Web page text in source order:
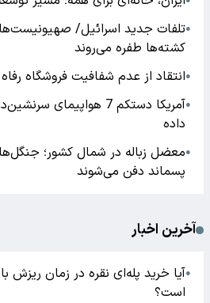
●تلفات جدید اسرائیل/
کشته‌ها طفره می‌روند
●انتقاد از عدم شفافیت فروشگاه
●
آمریکا دستکم 7
داده
●معضل زباله در شمال کشور؛
پسماند دفن می‌شوند
آخرین اخبار
●آیا خرید پله‌ای نقره در زمان ریزش
است؟